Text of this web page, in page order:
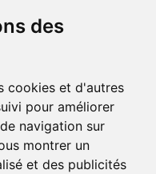
des
cookies et d'autres
pour améliorer
navigation sur
montrer un
et des publicités
totale »